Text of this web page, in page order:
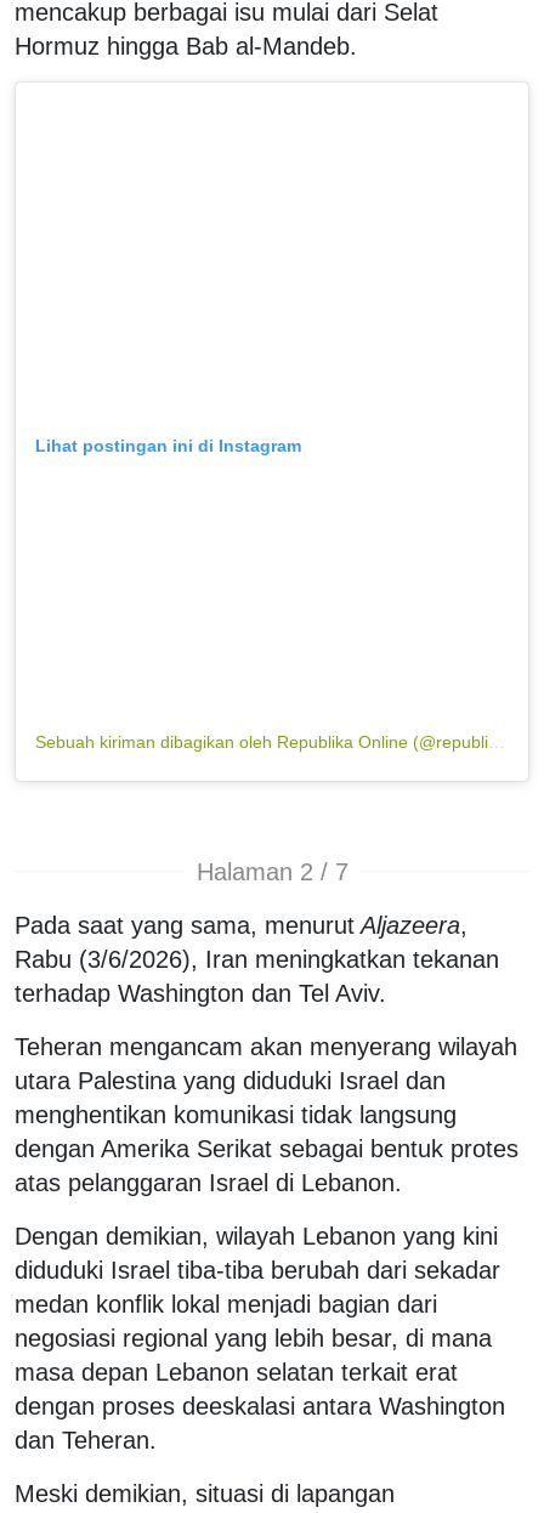
mencakup berbagai isu mulai dari Selat
Hormuz hingga Bab al-Mandeb.
Lihat postingan ini di Instagram
Sebuah kiriman dibagikan oleh Republika Online (@republikaonline)
Halaman 2 / 7
Pada saat yang sama, menurutAljazeera,
Rabu (3/6/2026), Iran meningkatkan tekanan
terhadap Washington dan Tel Aviv.
Teheran mengancam akan menyerang wilayah
utara Palestina yang diduduki Israel dan
menghentikan komunikasi tidak langsung
dengan Amerika Serikat sebagai bentuk protes
atas pelanggaran Israel di Lebanon.
Dengan demikian, wilayah Lebanon yang kini
diduduki Israel tiba-tiba berubah dari sekadar
medan konflik lokal menjadi bagian dari
negosiasi regional yang lebih besar, di mana
masa depan Lebanon selatan terkait erat
dengan proses deeskalasi antara Washington
dan Teheran.
Meski demikian, situasi di lapangan